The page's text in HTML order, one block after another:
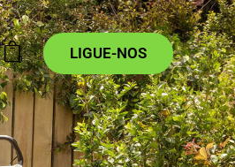
0 LIGUE-NOS